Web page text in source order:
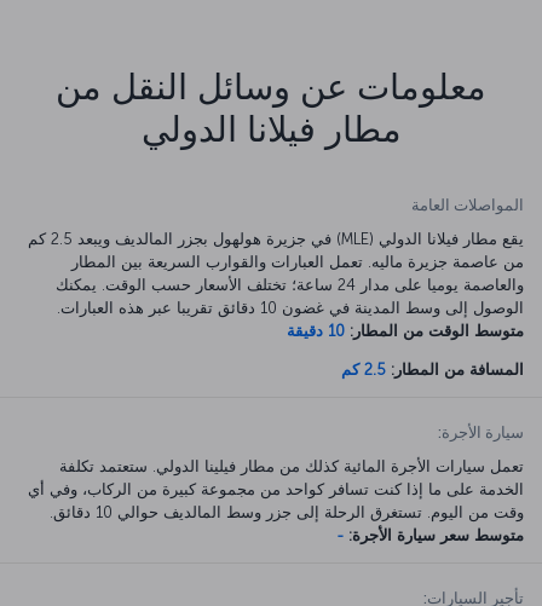
معلومات عن وسائل النقل من
مطار فيلانا الدولي
المواصلات العامة
يقع مطار فيلانا الدولي (MLE) في جزيرة هولهول بجزر المالديف ويبعد 2.5 كم
من عاصمة جزيرة ماليه. تعمل العبارات والقوارب السريعة بين المطار
والعاصمة يوميا على مدار 24 ساعة؛ تختلف الأسعار حسب الوقت. يمكنك
الوصول إلى وسط المدينة في غضون 10 دقائق تقريبا عبر هذه العبارات.
متوسط الوقت من المطار: 10 دقيقة
المسافة من المطار: 2.5 كم
سيارة الأجرة:
تعمل سيارات الأجرة المائية كذلك من مطار فيلينا الدولي. ستعتمد تكلفة
الخدمة على ما إذا كنت تسافر كواحد من مجموعة كبيرة من الركاب، وفي أي
وقت من اليوم. تستغرق الرحلة إلى جزر وسط المالديف حوالي 10 دقائق.
متوسط سعر سيارة الأجرة: -
تأجير السيارات: